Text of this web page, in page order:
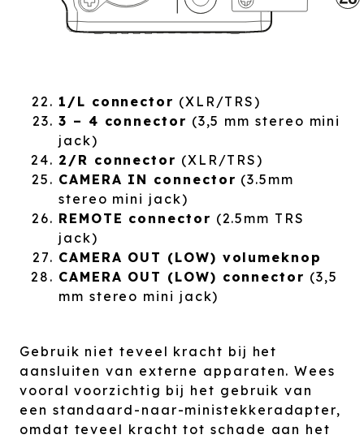
1/L connector (XLR/TRS)
3 – 4 connector (3,5 mm stereo mini
jack)
2/R connector (XLR/TRS)
CAMERA IN connector (3.5mm
stereo mini jack)
REMOTE connector (2.5mm TRS
jack)
CAMERA OUT (LOW) volumeknop
CAMERA OUT (LOW) connector (3,5
mm stereo mini jack)
Gebruik niet teveel kracht bij het
aansluiten van externe apparaten. Wees
vooral voorzichtig bij het gebruik van
een standaard-naar-ministekkeradapter,
omdat teveel kracht tot schade aan het